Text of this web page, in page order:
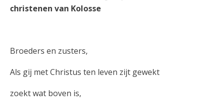
christenen van Kolosse
Broeders en zusters,
Als gij met Christus ten leven zijt gewekt
zoekt wat boven is,